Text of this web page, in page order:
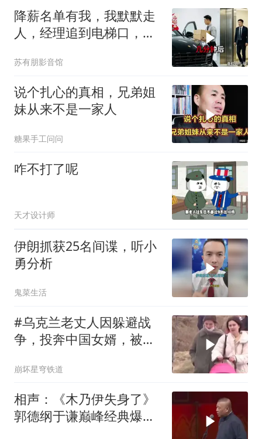
降薪名单有我，我默默走
人，经理追到电梯口，见
苏有朋影音馆
说个扎心的真相，兄弟姐
妹从来不是一家人
糖果手工问问
咋不打了呢
天才设计师
伊朗抓获25名间谍，听小
勇分析
鬼菜生活
#乌克兰老丈人因躲避战
争，投奔中国女婿，被眼
崩坏星穹铁道
相声：《木乃伊失身了》
郭德纲于谦巅峰经典爆笑